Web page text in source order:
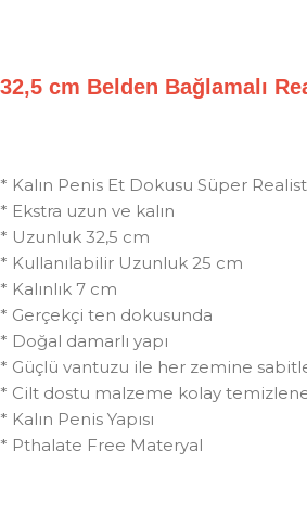
32,5 cm Belden Bağlamalı
* Kalın Penis Et Dokusu Süper
* Ekstra uzun ve kalın
* Uzunluk 32,5 cm
* Kullanılabilir Uzunluk 25 cm
* Kalınlık 7 cm
* Gerçekçi ten dokusunda
* Doğal damarlı yapı
* Güçlü vantuzu ile her zemine
* Cilt dostu malzeme kolay
* Kalın Penis Yapısı
* Pthalate Free Materyal